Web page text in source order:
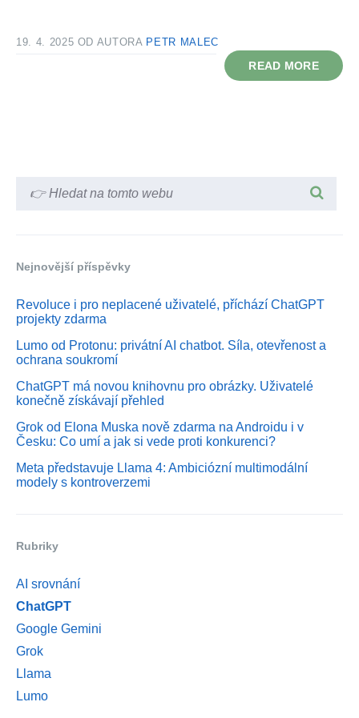
19. 4. 2025 OD AUTORA PETR MALEC
READ MORE
Nejnovější příspěvky
Revoluce i pro neplacené uživatelé, příchází ChatGPT
projekty zdarma
Lumo od Protonu: privátní AI chatbot. Síla, otevřenost a
ochrana soukromí
ChatGPT má novou knihovnu pro obrázky. Uživatelé
konečně získávají přehled
Grok od Elona Muska nově zdarma na Androidu i v
Česku: Co umí a jak si vede proti konkurenci?
Meta představuje Llama 4: Ambiciózní multimodální
modely s kontroverzemi
Rubriky
AI srovnání
ChatGPT
Google Gemini
Grok
Llama
Lumo